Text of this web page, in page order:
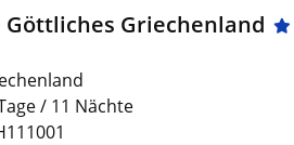
Göttliches Griechenland
/ 11 Nächte